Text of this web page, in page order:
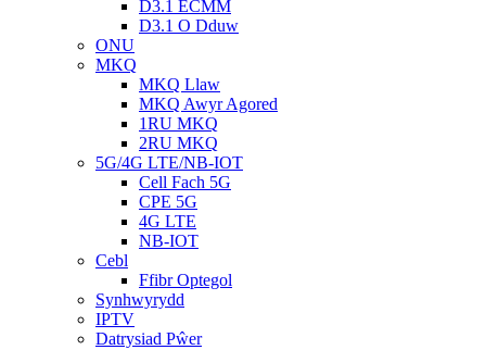
D3.1 ECMM
D3.1 O Dduw
ONU
MKQ
MKQ Llaw
MKQ Awyr Agored
1RU MKQ
2RU MKQ
5G/4G LTE/NB-IOT
Cell Fach 5G
CPE 5G
4G LTE
NB-IOT
Cebl
Ffibr Optegol
Synhwyrydd
IPTV
Datrysiad Pŵer